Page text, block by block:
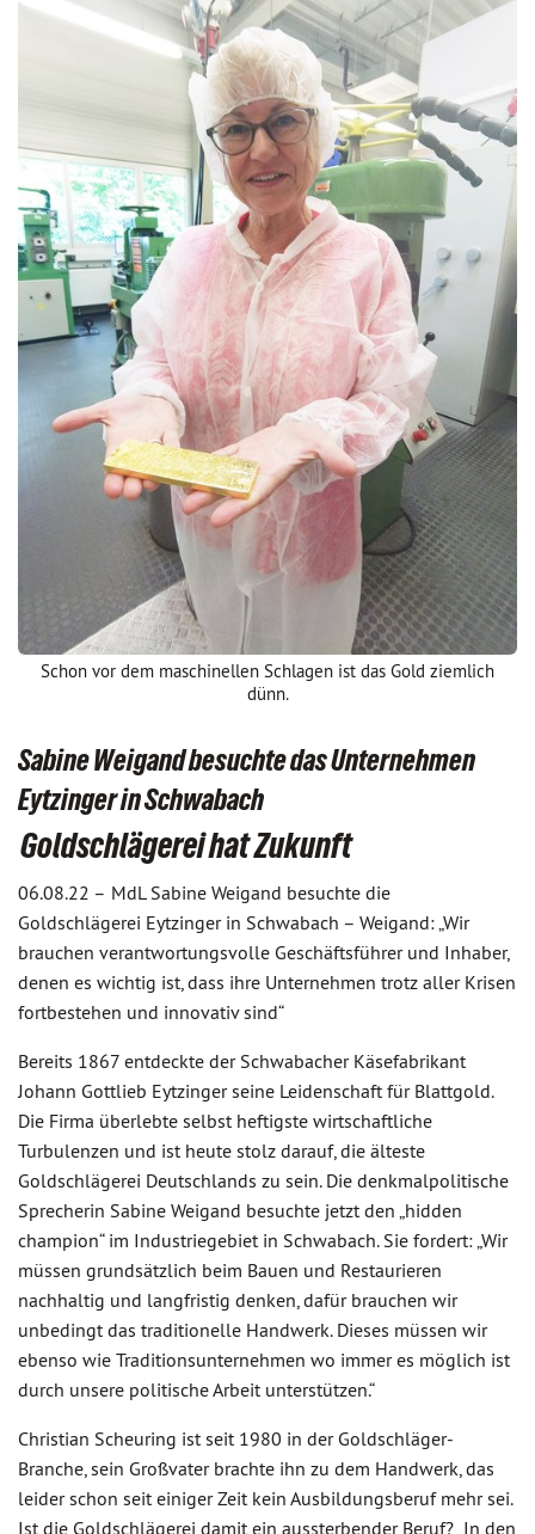
Schon vor dem maschinellen Schlagen ist das Gold ziemlich
dünn.
Sabine Weigand besuchte das Unternehmen
Eytzinger in Schwabach
Goldschlägerei hat Zukunft
06.08.22 – MdL Sabine Weigand besuchte die
Goldschlägerei Eytzinger in Schwabach – Weigand: „Wir
brauchen verantwortungsvolle Geschäftsführer und Inhaber,
denen es wichtig ist, dass ihre Unternehmen trotz aller Krisen
fortbestehen und innovativ sind“
Bereits 1867 entdeckte der Schwabacher Käsefabrikant
Johann Gottlieb Eytzinger seine Leidenschaft für Blattgold.
Die Firma überlebte selbst heftigste wirtschaftliche
Turbulenzen und ist heute stolz darauf, die älteste
Goldschlägerei Deutschlands zu sein. Die denkmalpolitische
Sprecherin Sabine Weigand besuchte jetzt den „hidden
champion“ im Industriegebiet in Schwabach. Sie fordert: „Wir
müssen grundsätzlich beim Bauen und Restaurieren
nachhaltig und langfristig denken, dafür brauchen wir
unbedingt das traditionelle Handwerk. Dieses müssen wir
ebenso wie Traditionsunternehmen wo immer es möglich ist
durch unsere politische Arbeit unterstützen.“
Christian Scheuring ist seit 1980 in der Goldschläger-
Branche, sein Großvater brachte ihn zu dem Handwerk, das
leider schon seit einiger Zeit kein Ausbildungsberuf mehr sei.
Ist die Goldschlägerei damit ein aussterbender Beruf? „In den